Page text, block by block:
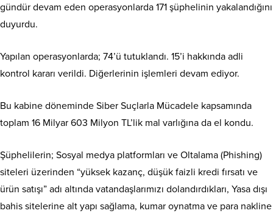
gündür devam eden operasyonlarda 171 şüphelinin yakalandığını
duyurdu.
Yapılan operasyonlarda; 74’ü tutuklandı. 15’i hakkında adli
kontrol kararı verildi. Diğerlerinin işlemleri devam ediyor.
Bu kabine döneminde Siber Suçlarla Mücadele kapsamında
toplam 16 Milyar 603 Milyon TL’lik mal varlığına da el kondu.
Şüphelilerin; Sosyal medya platformları ve Oltalama (Phishing)
siteleri üzerinden “yüksek kazanç, düşük faizli kredi fırsatı ve
ürün satışı” adı altında vatandaşlarımızı dolandırdıkları, Yasa dışı
bahis sitelerine alt yapı sağlama, kumar oynatma ve para nakline